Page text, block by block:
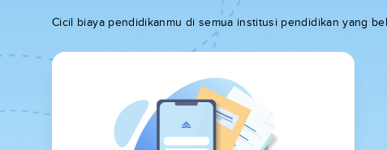
Cicil biaya pendidikanmu di semua institusi pendidikan yang